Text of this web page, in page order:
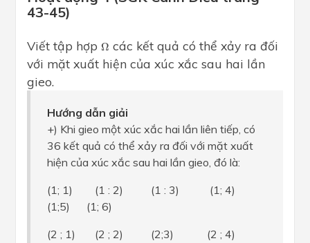
43-45)
Viết tập hợp Ω
Ω các kết quả có thể xảy ra đối
với mặt xuất hiện của xúc xắc sau hai lần
gieo.
Hướng dẫn giải
+) Khi gieo một xúc xắc hai lần liên tiếp, có
36 kết quả có thể xảy ra đối với mặt xuất
hiện của xúc xắc sau hai lần gieo, đó là:
(1; 1) (1 : 2) (1 : 3) (1; 4)
(1;5) (1; 6)
(2 ; 1) (2 ; 2) (2;3) (2 ; 4)